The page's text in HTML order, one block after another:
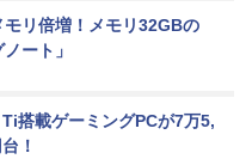
リ倍増！メモリ32GBの
ート」
搭載ゲーミングPCが7万5,
！